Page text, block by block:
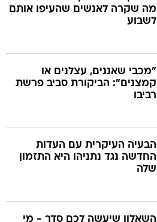
מה שקרה לאנשים שהעיפו אותם
לשבוע
"מכבי שאננים, עצלנים או
קמצנים": הביקורת סביב פרשת
רביבו
הבעיה העיקרית עם העדות
החדשה נגד נתניהו היא התזמון
שלה
השאלון שיעשה לכם סדר - מי